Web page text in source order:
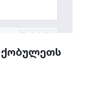
ქობულეთს